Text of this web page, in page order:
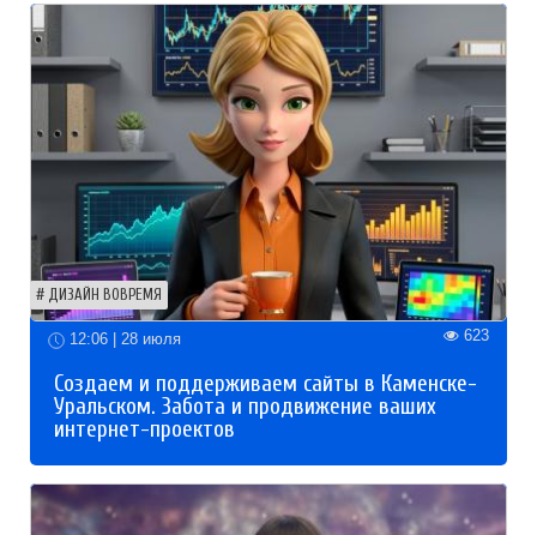
ДИЗАЙН ВОВРЕМЯ
12:06 | 28 июля 623
Создаем и поддерживаем сайты в Каменске-
Уральском. Забота и продвижение ваших
интернет-проектов